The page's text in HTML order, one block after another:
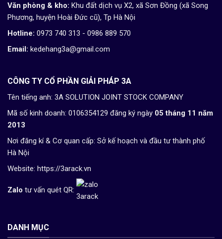
Văn phòng & kho: Khu đất dịch vụ X2, xã Sơn Đồng (xã Song
Phương, huyện Hoài Đức cũ), Tp Hà Nội
Hotline: 0973 740 313 - 0986 889 570
Email: kedehang3a@gmail.com
CÔNG TY CỔ PHẦN GIẢI PHÁP 3A
Tên tiếng anh: 3A SOLUTION JOINT STOCK COMPANY
Mã số kinh doanh: 0106354129 đăng ký ngày 05 tháng 11 năm
2013
Nơi đăng kí & Cơ quan cấp: Sở kế hoạch và đầu tư thành phố
Hà Nội
Website: https://3arack.vn
Zalo tư vấn quét QR:
DANH MỤC